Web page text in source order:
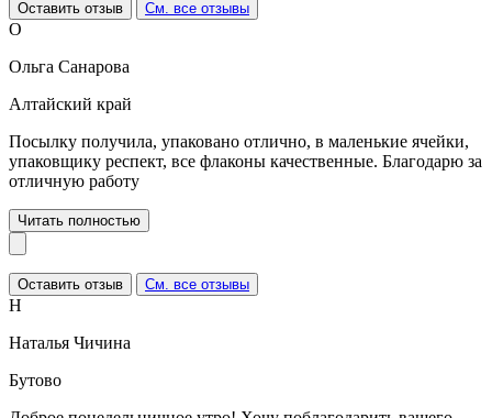
Оставить отзыв См. все отзывы
О
Ольга Санарова
Алтайский край
Посылку получила, упаковано отлично, в маленькие ячейки,
упаковщику респект, все флаконы качественные. Благодарю за
отличную работу
Читать полностью
Оставить отзыв См. все отзывы
Н
Наталья Чичина
Бутово